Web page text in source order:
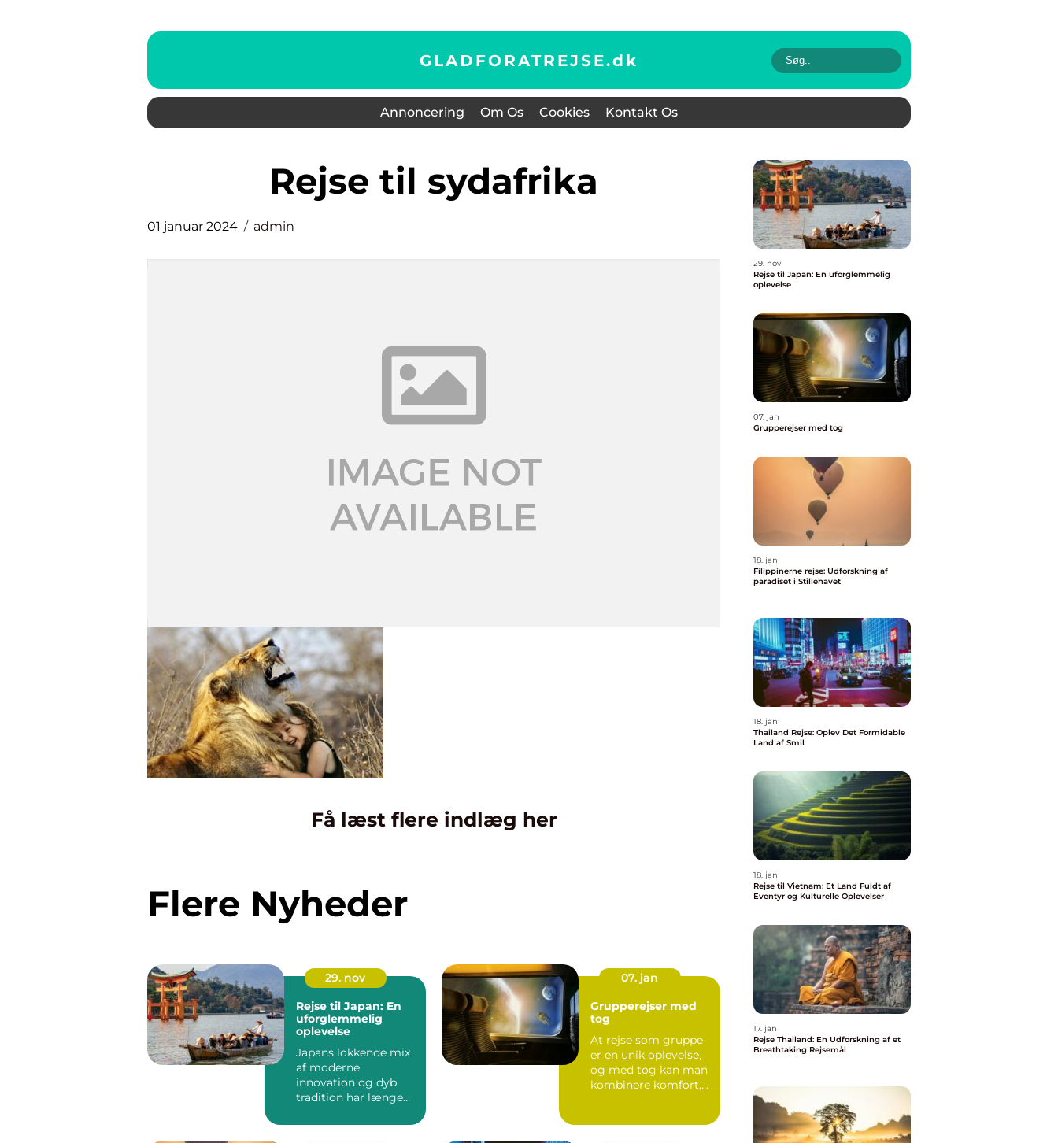
GLADFORATREJSE.dk
Annoncering Om Os Cookies Kontakt Os
rejse til sydafrika
01 januar 2024 admin
Få læst flere indlæg her
Flere Nyheder
29. nov
Rejse til Japan: En
uforglemmelig
oplevelse
Japans lokkende mix
af moderne
innovation og dyb
tradition har længe
h...
07. jan
Grupperejser med
tog
At rejse som gruppe
er en unik oplevelse,
og med tog kan man
kombinere komfort,
29. nov
Rejse til Japan: En uforglemmelig
oplevelse
07. jan
Grupperejser med tog
18. jan
Filippinerne rejse: Udforskning af
paradiset i Stillehavet
18. jan
Thailand Rejse: Oplev Det Formidable
Land af Smil
18. jan
Rejse til Vietnam: Et Land Fuldt af
Eventyr og Kulturelle Oplevelser
17. jan
Rejse Thailand: En Udforskning af et
Breathtaking Rejsemål